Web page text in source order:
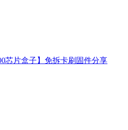
芯片盒子】免拆卡刷固件分享